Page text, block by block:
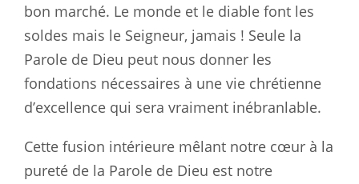
bon marché. Le monde et le diable font les
soldes mais le Seigneur, jamais ! Seule la
Parole de Dieu peut nous donner les
fondations nécessaires à une vie chrétienne
d’excellence qui sera vraiment inébranlable.
Cette fusion intérieure mêlant notre cœur à la
pureté de la Parole de Dieu est notre